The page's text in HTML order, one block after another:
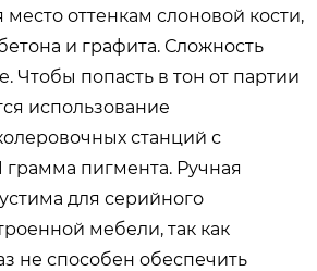
место оттенкам слоновой кости,
и графита. Сложность
Чтобы попасть в тон от партии
использование
станций с
грамма пигмента. Ручная
для серийного
мебели, так как
не способен обеспечить